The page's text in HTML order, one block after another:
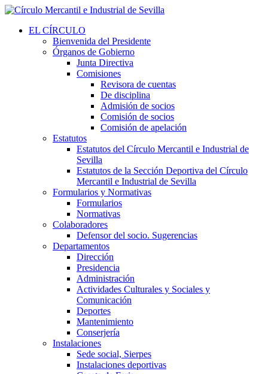
EL CÍRCULO
Bienvenida del Presidente
Órganos de Gobierno
Junta Directiva
Comisiones
Revisora de cuentas
De disciplina
Admisión de socios
Comisión de socios
Comisión de apelación
Estatutos
Estatutos del Círculo Mercantil e Industrial de
Sevilla
Estatutos de la Sección Deportiva del Círculo
Mercantil e Industrial de Sevilla
Formularios y Normativas
Formularios
Normativas
Colaboradores
Defensor del socio. Sugerencias
Departamentos
Dirección
Presidencia
Administración
Actividades Culturales y Sociales y
Comunicación
Deportes
Mantenimiento
Conserjería
Instalaciones
Sede social, Sierpes
Instalaciones deportivas